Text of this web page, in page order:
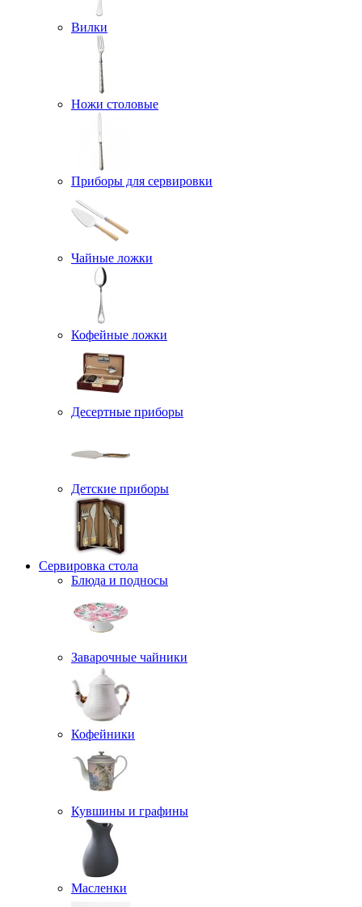
Вилки
Ножи столовые
Приборы для сервировки
Чайные ложки
Кофейные ложки
Десертные приборы
Детские приборы
Сервировка стола
Блюда и подносы
Заварочные чайники
Кофейники
Кувшины и графины
Масленки